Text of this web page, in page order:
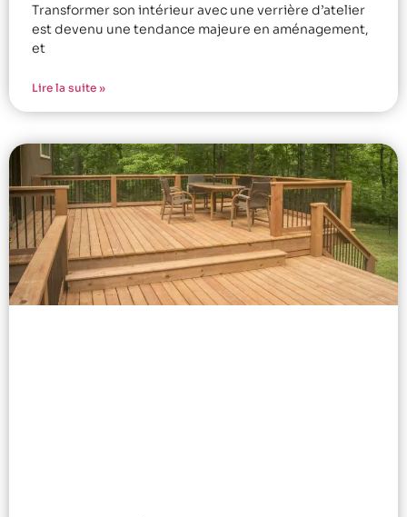
Transformer son intérieur avec une verrière d’atelier
est devenu une tendance majeure en aménagement,
et
Lire la suite »